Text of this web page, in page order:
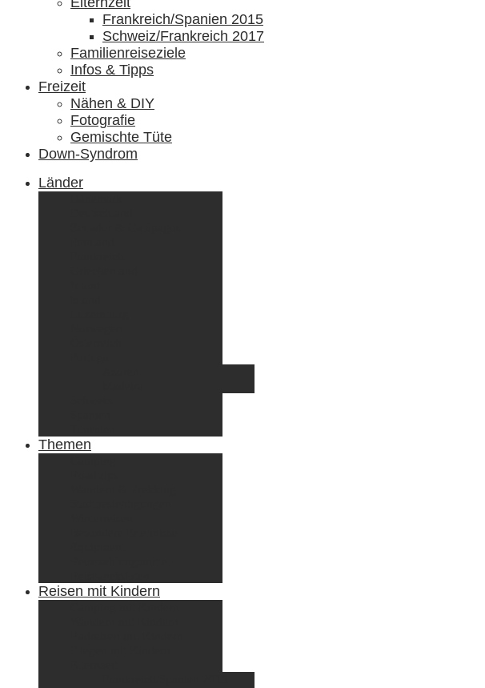
Frankreich/Spanien 2015
Schweiz/Frankreich 2017
Familienreiseziele
Infos & Tipps
Freizeit
Nähen & DIY
Fotografie
Gemischte Tüte
Down-Syndrom
Länder
Themen
Reisen mit Kindern